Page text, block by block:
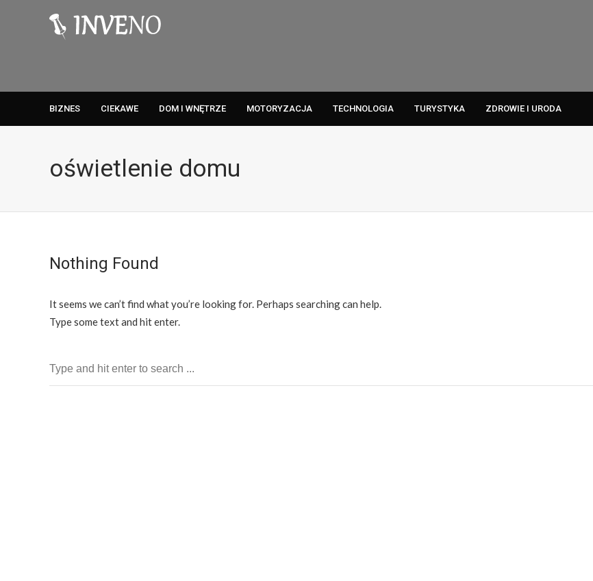
BIZNES CIEKAWE DOM I WNĘTRZE MOTORYZACJA TECHNOLOGIA TURYSTYKA ZDROWIE I URODA
oświetlenie domu
Nothing Found
It seems we can’t find what you’re looking for. Perhaps searching can help.
Type some text and hit enter.